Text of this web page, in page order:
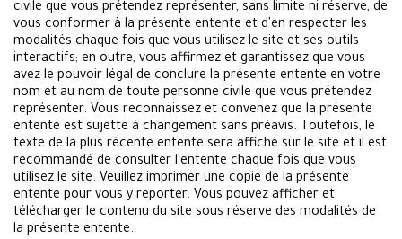
civile que vous prétendez représenter, sans limite ni réserve, de
vous conformer à la présente entente et d'en respecter les
modalités chaque fois que vous utilisez le site et ses outils
interactifs; en outre, vous affirmez et garantissez que vous
avez le pouvoir légal de conclure la présente entente en votre
nom et au nom de toute personne civile que vous prétendez
représenter. Vous reconnaissez et convenez que la présente
entente est sujette à changement sans préavis. Toutefois, le
texte de la plus récente entente sera affiché sur le site et il est
recommandé de consulter l'entente chaque fois que vous
utilisez le site. Veuillez imprimer une copie de la présente
entente pour vous y reporter. Vous pouvez afficher et
télécharger le contenu du site sous réserve des modalités de
la présente entente.